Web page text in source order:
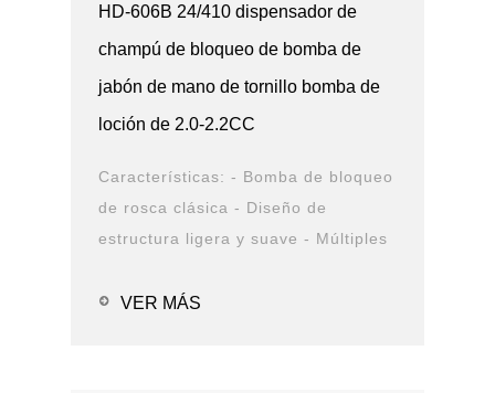
HD-606B 24/410 dispensador de
champú de bloqueo de bomba de
jabón de mano de tornillo bomba de
loción de 2.0-2.2CC
Características: - Bomba de bloqueo
de rosca clásica - Diseño de
estructura ligera y suave - Múltiples
Opciones de solución de PCR -
VER MÁS